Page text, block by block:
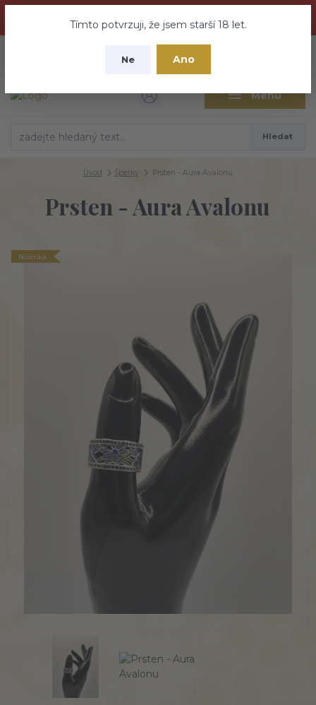
nebuďte vyděšeni zde najdete vše a ještě mnohem víc
Tímto potvrzuji, že jsem starší 18 let.
Ne Ano
Menu
CZK
Hledat
Úvod Šperky Prsten - Aura Avalonu
Prsten - Aura Avalonu
Novinka